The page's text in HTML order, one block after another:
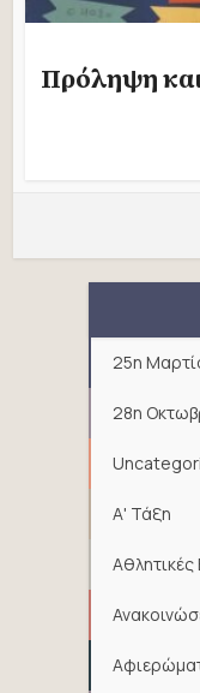
Πρόληψη
25η
28η
Α' Τάξη